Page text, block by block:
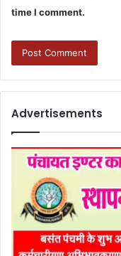
time I comment.
Advertisements